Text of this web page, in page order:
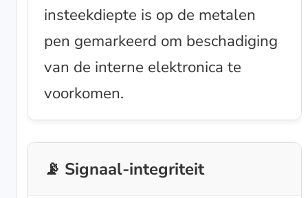
insteekdiepte is op de metalen
pen gemarkeerd om beschadiging
van de interne elektronica te
voorkomen.
📡 Signaal-integriteit